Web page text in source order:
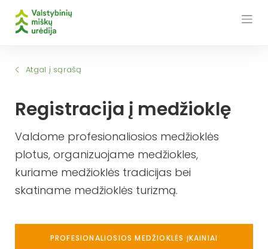
Atgal į sąrašą
Registracija į medžioklę
Valdome profesionaliosios medžioklės
plotus, organizuojame medžiokles,
kuriame medžioklės tradicijas bei
skatiname medžioklės turizmą.
PROFESIONALIOSIOS MEDŽIOKLĖS ĮKAINIAI